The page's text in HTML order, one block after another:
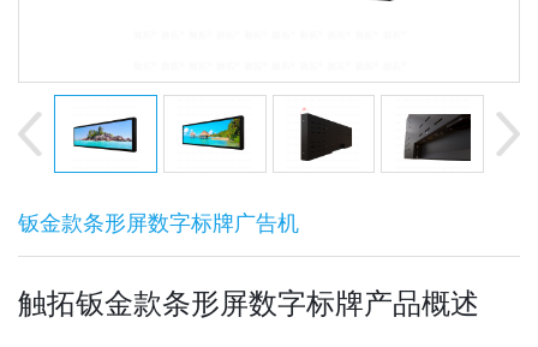
钣金款条形屏数字标牌广告机
触拓钣金款条形屏数字标牌产品概述